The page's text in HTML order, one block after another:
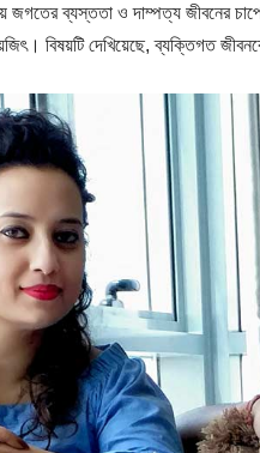
জগতের ব্যস্ততা ও দাম্পত্য জীবনের
বিষয়টি দেখিয়েছে, ব্যক্তিগত